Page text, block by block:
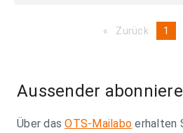
Zurück page1
Aussender
Über dasOTS-Mailabo erhalten